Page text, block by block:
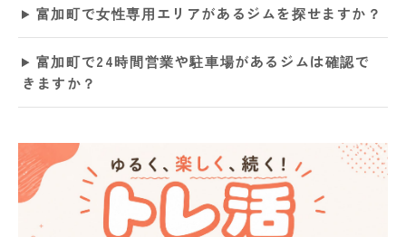
富加町で女性専用エリアがあるジムを探せますか？
富加町で24時間営業や駐車場があるジムは確認で
きますか？